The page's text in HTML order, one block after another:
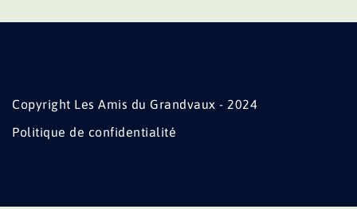
Copyright Les Amis du Grandvaux - 2024
Politique de confidentialité